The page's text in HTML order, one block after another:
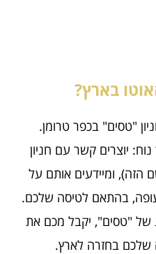
בארץ?
"טסים" בכפר טרומן.
יוצרים קשר עם חניון
הזה), ומיידעים אותם על
בהתאם לטיסה שלכם.
של "טסים", יקבל מכם את
שלכם בחזרה לארץ.